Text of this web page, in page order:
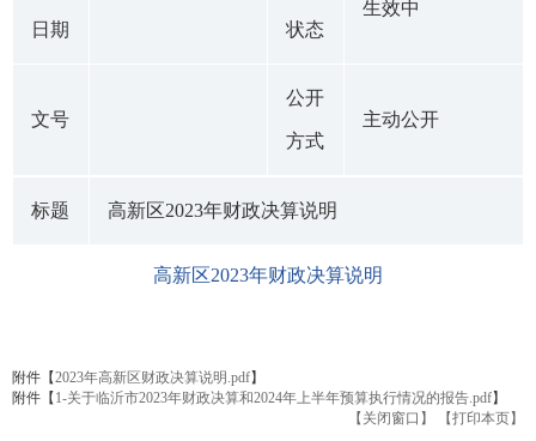
日期 状态
生效中
文号
公开
方式
主动公开
标题 高新区2023年财政决算说明
高新区2023年财政决算说明
附件【2023年高新区财政决算说明.pdf】
附件【 1-关于临沂市2023年财政决算和2024年上半年预算执行情况的报告.pdf】
【关闭窗口】
【打印本页】